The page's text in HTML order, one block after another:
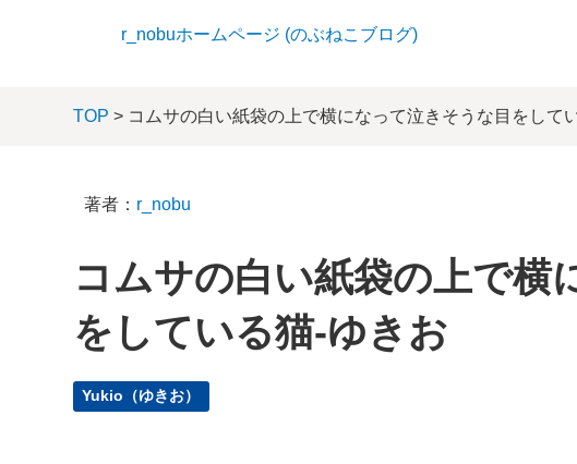
r_nobuホームページ (のぶねこブログ)
TOP > コムサの白い紙袋の上で横になって泣きそうな目をして
著者： r_nobu
コムサの白い紙袋の上で横
をしている猫-ゆきお
Yukio（ゆきお）